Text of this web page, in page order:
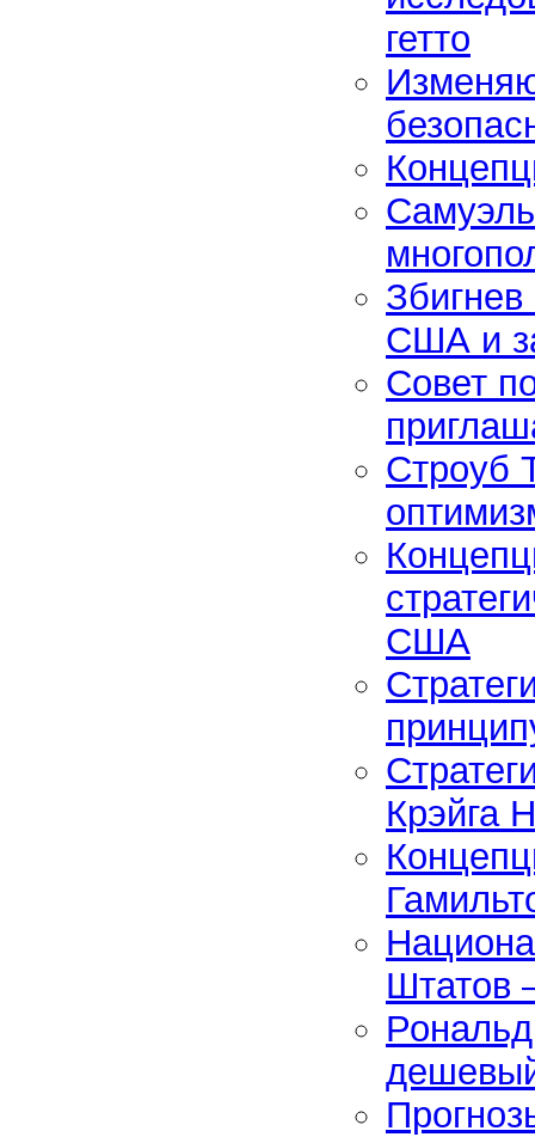
гетто
Збигнев
США и
Совет
Строуб
США
Крэйга
Штатов